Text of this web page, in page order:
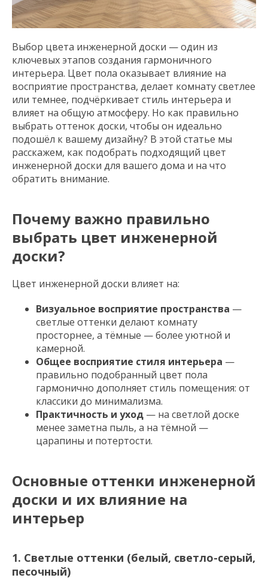
Выбор цвета инженерной доски — один из
ключевых этапов создания гармоничного
интерьера. Цвет пола оказывает влияние на
восприятие пространства, делает комнату светлее
или темнее, подчёркивает стиль интерьера и
влияет на общую атмосферу. Но как правильно
выбрать оттенок доски, чтобы он идеально
подошёл к вашему дизайну? В этой статье мы
расскажем, как подобрать подходящий цвет
инженерной доски для вашего дома и на что
обратить внимание.
Почему важно правильно
выбрать цвет инженерной
доски?
Цвет инженерной доски влияет на:
Визуальное восприятие пространства —
светлые оттенки делают комнату
просторнее, а тёмные — более уютной и
камерной.
Общее восприятие стиля интерьера —
правильно подобранный цвет пола
гармонично дополняет стиль помещения: от
классики до минимализма.
Практичность и уход — на светлой доске
менее заметна пыль, а на тёмной —
царапины и потертости.
Основные оттенки инженерной
доски и их влияние на
интерьер
1. Светлые оттенки (белый, светло-серый,
песочный)